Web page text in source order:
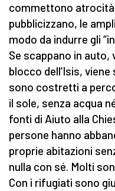
commettono
pubblicizzano, le
modo da indurre gli
Se scappano in
blocco dell’Isis,
sono costretti a
il sole, senza acqua
fonti di Aiuto alla
persone hanno
proprie abitazioni
nulla con sé. Molti
Con i rifugiati sono